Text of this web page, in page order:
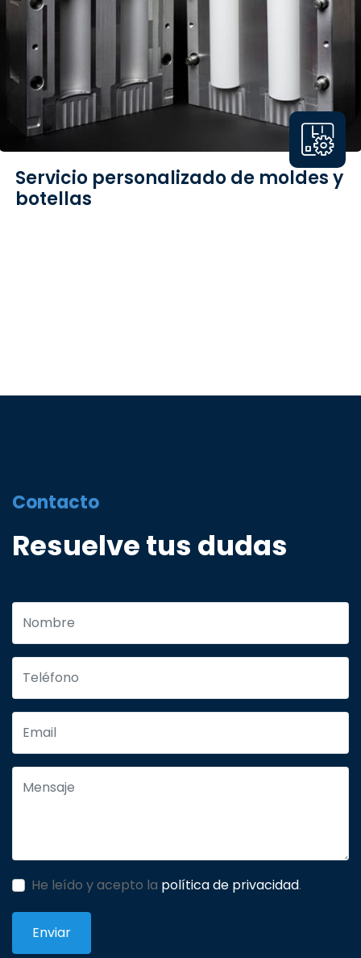
Servicio personalizado de moldes y
botellas
Contacto
Resuelve tus dudas
He leído y acepto la política de privacidad.
Enviar